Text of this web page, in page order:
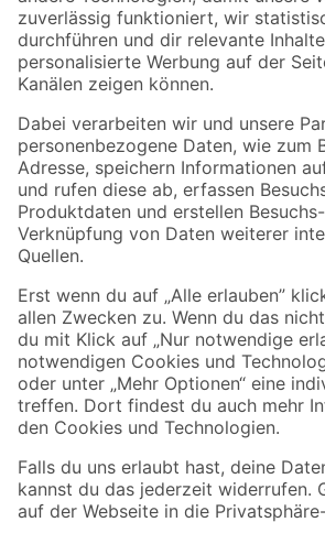
Zur Newsletter Anmeldung
Folge uns
Zahlungsarten
Sicher einkaufen
Jetzt die toom-App herunterladen
Alle Preisangaben in EUR inkl. gesetzl. MwSt.. Die
Umständen nicht in allen Märkten verfügbar. Die